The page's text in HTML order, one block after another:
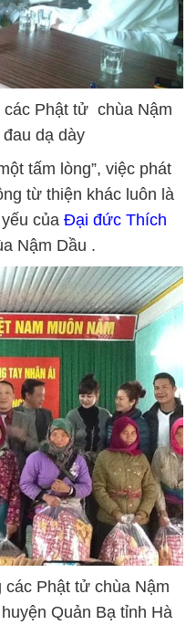
Phật tử chùa Nậm
dạ dày
tấm lòng”, việc phát
từ thiện khác luôn là
của Đại đức Thích
Nậm Dầu .
Phật tử chùa Nậm
Quản Bạ tỉnh Hà